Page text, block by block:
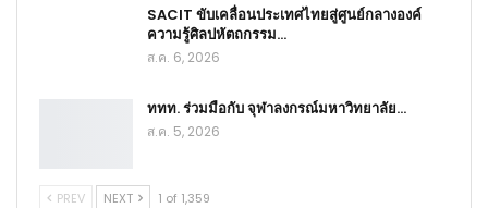
SACIT ขับเคลื่อนประเทศไทยสู่ศูนย์กลางองค์
ความรู้ศิลปหัตถกรรม…
ส.ค. 6, 2026
ททท. ร่วมมือกับ จุฬาลงกรณ์มหาวิทยาลัย…
ส.ค. 5, 2026
PREV NEXT 1 of 1,359